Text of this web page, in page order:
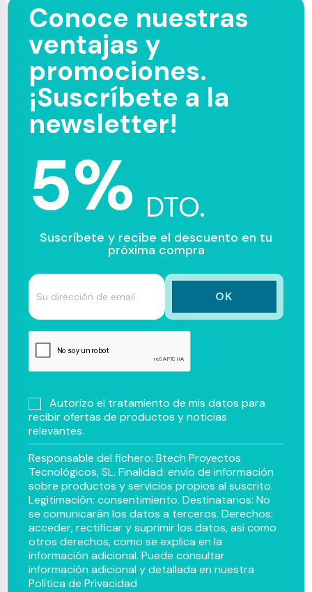
Conoce nuestras
ventajas y
promociones.
¡Suscríbete a la
newsletter!
5% DTO.
Suscríbete y recibe el descuento en tu
próxima compra
Autorizo el tratamiento de mis datos para
recibir ofertas de productos y noticias
relevantes.
Responsable del fichero: Btech Proyectos
Tecnológicos, SL. Finalidad: envío de información
sobre productos y servicios propios al suscrito.
Legitimación: consentimiento. Destinatarios: No
se comunicarán los datos a terceros. Derechos:
acceder, rectificar y suprimir los datos, así como
otros derechos, como se explica en la
información adicional. Puede consultar
información adicional y detallada en nuestra
Política de Privacidad